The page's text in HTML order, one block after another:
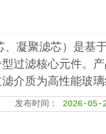
凝聚滤芯）是基
过滤核心元件。
介质为高性能玻璃
附特性，具备高
寿命的核心技术
发布时间： 2026-05-